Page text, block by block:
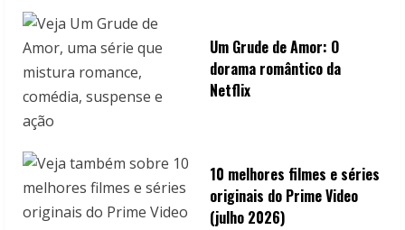
n
g
Um Grude de Amor: O
dorama romântico da
Netflix
10 melhores filmes e séries
originais do Prime Video
(julho 2026)